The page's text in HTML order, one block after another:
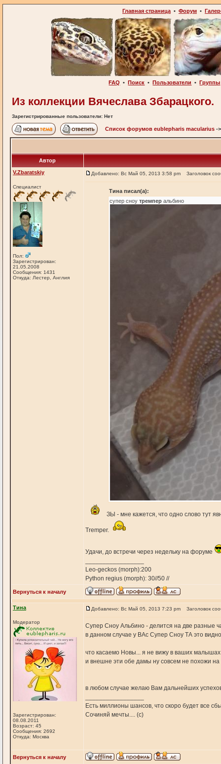
Главная страница • Форум •
FAQ •Поиск •Пользователи •Группы
Из коллекции Вячеслава Збарацкого.
Зарегистрированные пользователи: Нет
Список форумов eublepharis macularius -
Автор
V.Zbaratskiy
Специалист
Пол:
Зарегистрирован:
21.05.2008
Сообщения: 1431
Откуда: Лестер, Англия
Добавлено: Вс Май 05, 2013 3:58 pm Заголовок
Тина писал(а):
супер сноутремпер альбино
ЗЫ - мне кажется, что одно слово тут
Tremper.
Удачи, до встречи через недельку на форуме
Leo-geckos (morph):200
Python regius (morph): 30//50 //
Вернуться к началу
Тина
Модератор
Зарегистрирован:
08.08.2011
Возраст: 45
Сообщения: 2692
Откуда: Москва
Добавлено: Вс Май 05, 2013 7:23 pm Заголовок
Супер Сноу Альбино - делится на две разные
в данном случае у ВАс Супер Сноу ТА это
что касаемо Новы... я не вижу в ваших
и внешне эти обе дамы ну совсем не похожи на
в любом случае желаю Вам дальнейших
Есть миллионы шансов, что скоро будет все
Сочиняй мечты.... (с)
Вернуться к началу